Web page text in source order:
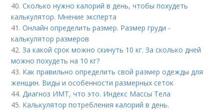
40.Сколько нужно калорий в день, чтобы похудеть
калькулятор. Мнение эксперта
41.Онлайн определить размер. Размер груди -
калькулятор размеров
42.За какой срок можно скинуть 10 кг. За сколько дней
можно похудеть на 10 кг?
43. Как правильно определить свой размер одежды для
женщин. Виды и особенности размерных сеток
44. Диагноз ИМТ, что это. Индекс Массы Тела
45. Калькулятор потребления калорий в день.